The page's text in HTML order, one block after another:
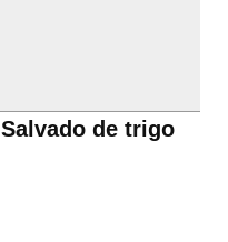
Salvado de trigo